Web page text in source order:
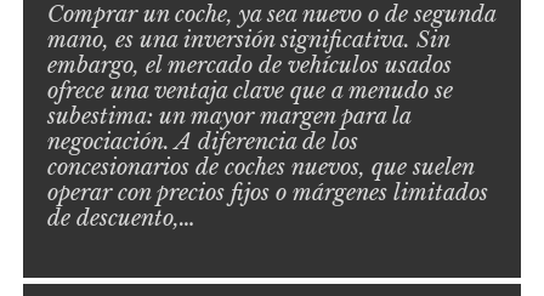
Comprar un coche, ya sea nuevo o de segunda
mano, es una inversión significativa. Sin
embargo, el mercado de vehículos usados
ofrece una ventaja clave que a menudo se
subestima: un mayor margen para la
negociación. A diferencia de los
concesionarios de coches nuevos, que suelen
operar con precios fijos o márgenes limitados
de descuento,…